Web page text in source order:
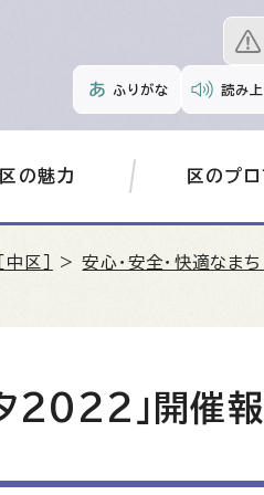
ふりがな 読み
区の魅力 区のプ
区］ >安心・安全・快適なま
タ2022」開催